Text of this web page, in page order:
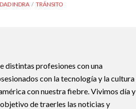
INDRA TRÁNSITO
distintas profesiones con una
con la tecnología y la cultura
con nuestra fiebre. Vivimos día y
de traerles las noticias y